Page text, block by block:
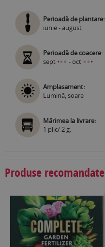
Perioadă de plantare:
iunie - august
Perioadă de coacere:
sept ••• - oct •••
Amplasament:
Lumină, soare
Mărimea la livrare:
1 plic/ 2 g.
Produse recomandate